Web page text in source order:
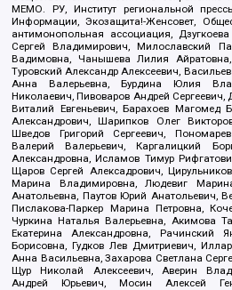
МЕМО. РУ, Институт региональной
Информации, Экозащита!-Женсовет,
антимонопольная ассоциация,
Сергей Владимирович, Милославский
Вадимовна, Чанышева Лилия
Туровский Александр Алексеевич,
Анна Валерьевна, Бурдина Юлия
Николаевич, Пивоваров Андрей Сергеевич,
Виталий Евгеньевич, Барахоев Магомед
Александрович, Шарипков Олег
Шведов Григорий Сергеевич,
Валерий Валерьевич, Каргалицкий
Александровна, Исламов Тимур
Щаров Сергей Алексадрович,
Марина Владимировна, Людевиг
Анатольевна, Паутов Юрий Анатольевич,
Пислакова-Паркер Марина Петровна,
Чуркина Наталья Валерьевна, Акимова
Екатерина Александровна, Рачинский
Борисовна, Гудков Лев Дмитриевич,
Анна Васильевна, Захарова Светлана
Щур Николай Алексеевич, Аверин
Андрей Юрьевич, Мосин Алексей